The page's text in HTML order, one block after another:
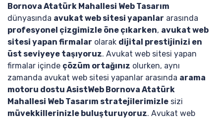
Bornova Atatürk Mahallesi Web Tasarım
dünyasında avukat web sitesi yapanlar arasında
profesyonel çizgimizle öne çıkarken, avukat web
sitesi yapan firmalar olarak dijital prestijinizi en
üst seviyeye taşıyoruz. Avukat web sitesi yapan
firmalar içinde çözüm ortağınız olurken, aynı
zamanda avukat web sitesi yapanlar arasında arama
motoru dostu AsistWeb Bornova Atatürk
Mahallesi Web Tasarım stratejilerimizle sizi
müvekkillerinizle buluşturuyoruz. Avukat web